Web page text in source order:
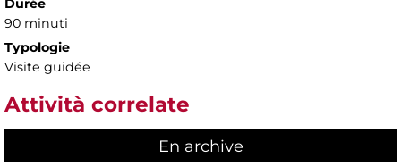
Durée
90 minuti
Typologie
Visite guidée
Attività correlate
En archive